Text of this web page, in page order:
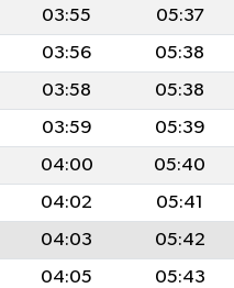
03:55 05:37
03:56 05:38
03:58 05:38
03:59 05:39
04:00 05:40
04:02 05:41
04:03 05:42
04:05 05:43